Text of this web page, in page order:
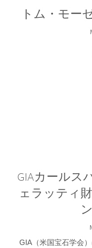
トム・モー
GIAカールス
ェラッティ
GIA（米国宝石学会